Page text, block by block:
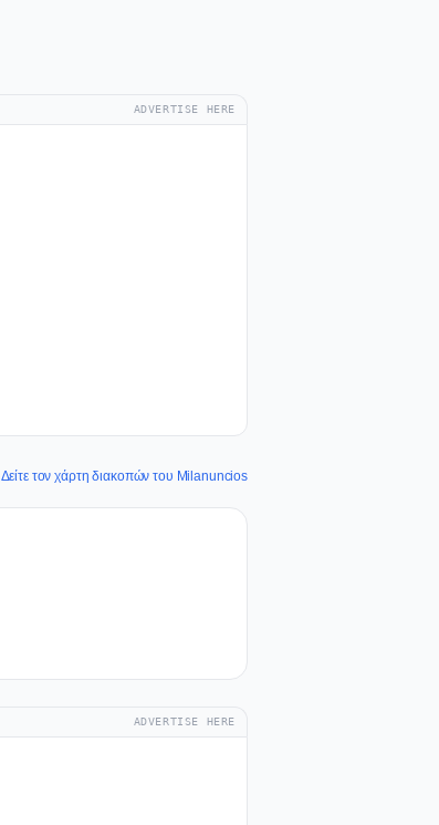
ADVERTISE HERE
Δείτε τον χάρτη διακοπών του Milanuncios
ADVERTISE HERE